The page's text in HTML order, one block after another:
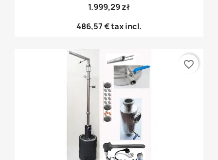
1.999,29 zł
486,57 €tax incl.
favorite_border